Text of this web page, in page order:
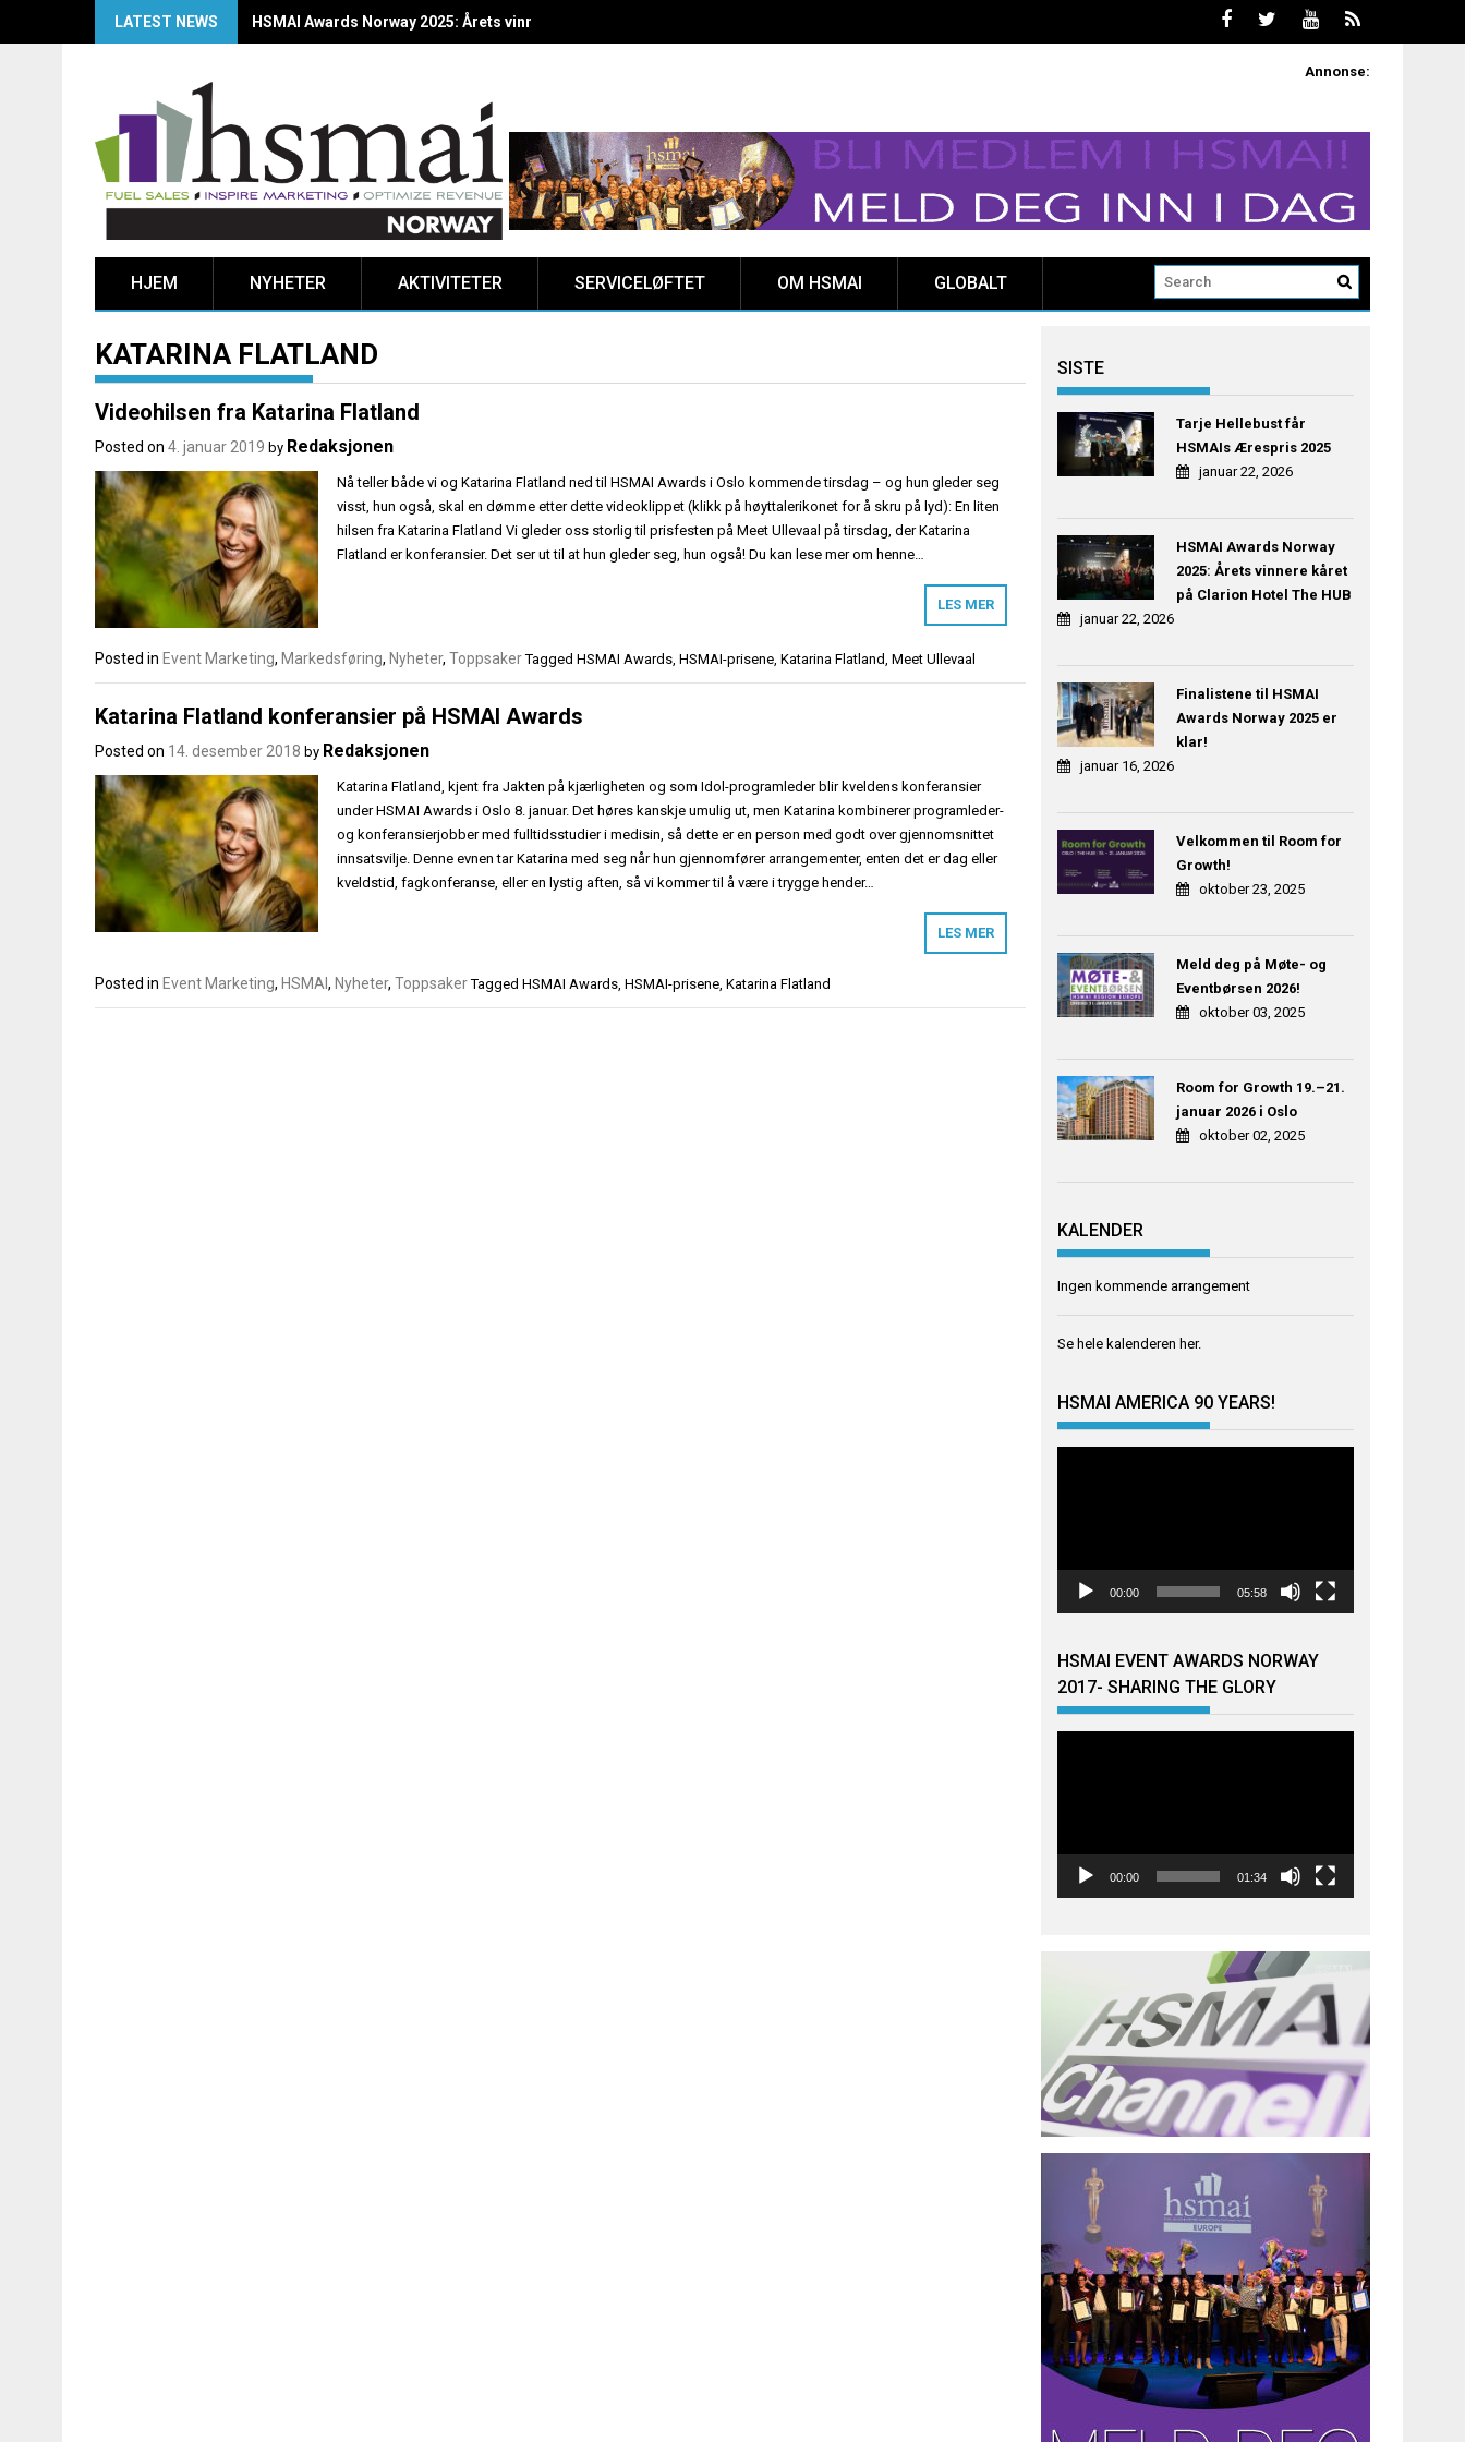
LATEST NEWS HSMAI Awards Norway 2025: Årets vinnere kåret på Clarion Hotel The HUB
Annonse:
HJEM NYHETER AKTIVITETER SERVICELØFTET OM HSMAI GLOBALT
KATARINA FLATLAND
Videohilsen fra Katarina Flatland
Posted on 4. januar 2019 by Redaksjonen
Nå teller både vi og Katarina Flatland ned til HSMAI Awards i Oslo kommende tirsdag – og hun gleder seg
visst, hun også, skal en dømme etter dette videoklippet (klikk på høyttalerikonet for å skru på lyd): En liten
hilsen fra Katarina Flatland Vi gleder oss storlig til prisfesten på Meet Ullevaal på tirsdag, der Katarina
Flatland er konferansier. Det ser ut til at hun gleder seg, hun også! Du kan lese mer om henne…
LES MER
Posted in Event Marketing, Markedsføring, Nyheter, Toppsaker Tagged HSMAI Awards HSMAI-prisene Katarina Flatland Meet Ullevaal
Katarina Flatland konferansier på HSMAI Awards
Posted on 14. desember 2018 by Redaksjonen
Katarina Flatland, kjent fra Jakten på kjærligheten og som Idol-programleder blir kveldens konferansier
under HSMAI Awards i Oslo 8. januar. Det høres kanskje umulig ut, men Katarina kombinerer programleder-
og konferansierjobber med fulltidsstudier i medisin, så dette er en person med godt over gjennomsnittet
innsatsvilje. Denne evnen tar Katarina med seg når hun gjennomfører arrangementer, enten det er dag eller
kveldstid, fagkonferanse, eller en lystig aften, så vi kommer til å være i trygge hender…
LES MER
Posted in Event Marketing, HSMAI, Nyheter, Toppsaker Tagged HSMAI Awards, HSMAI-prisene, Katarina Flatland
SISTE
Tarje Hellebust får
HSMAIs Ærespris 2025
januar 22, 2026
HSMAI Awards Norway
2025: Årets vinnere kåret
på Clarion Hotel The HUB
januar 22, 2026
Finalistene til HSMAI
Awards Norway 2025 er
klar!
januar 16, 2026
Velkommen til Room for
Growth!
oktober 23, 2025
Meld deg på Møte- og
Eventbørsen 2026!
oktober 03, 2025
Room for Growth 19.–21.
januar 2026 i Oslo
oktober 02, 2025
KALENDER
Ingen kommende arrangement
Se hele kalenderen her.
HSMAI AMERICA 90 YEARS!
00:00 05:58
HSMAI EVENT AWARDS NORWAY
2017- SHARING THE GLORY
00:00 01:34